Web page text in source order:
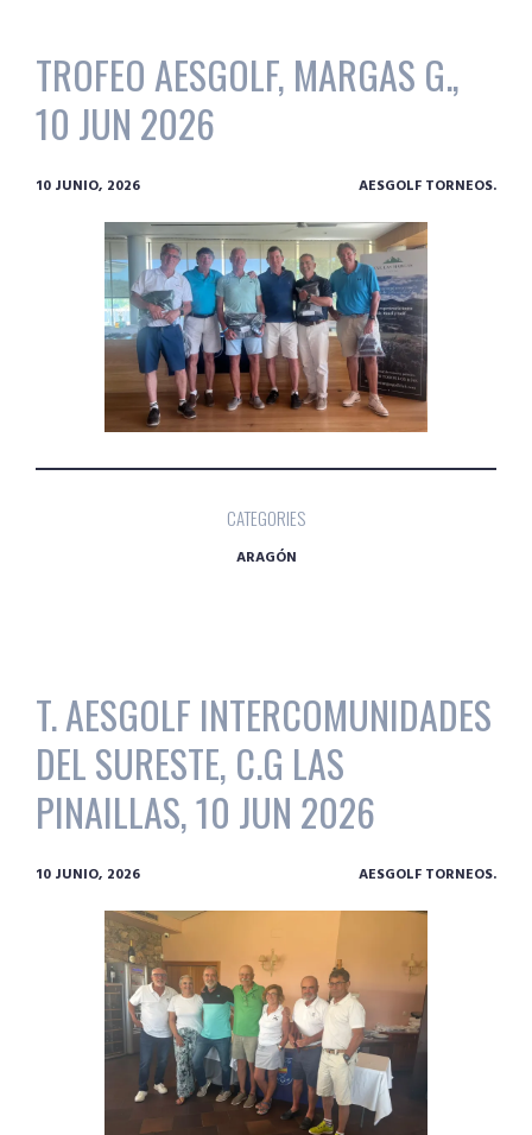
TROFEO AESGOLF, MARGAS G.,
10 JUN 2026
10 JUNIO, 2026 AESGOLF TORNEOS.
CATEGORIES
ARAGÓN
T. AESGOLF INTERCOMUNIDADES
DEL SURESTE, C.G LAS
PINAILLAS, 10 JUN 2026
10 JUNIO, 2026 AESGOLF TORNEOS.